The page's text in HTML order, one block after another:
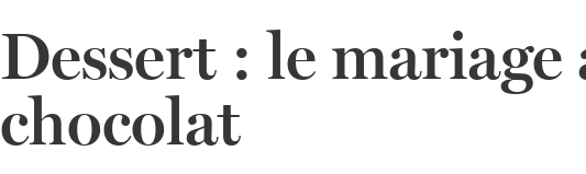
Dessert : le mariage
chocolat